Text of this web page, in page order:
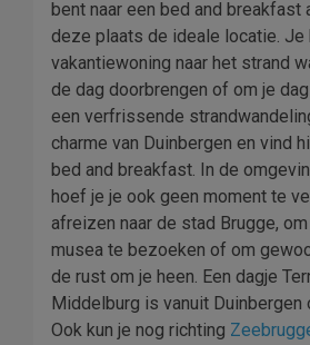
bent naar een bed and breakfast
deze plaats de ideale locatie. Je
vakantiewoning naar het strand
de dag doorbrengen of om je
een verfrissende
charme van Duinbergen en vind
bed and breakfast. In de
hoef je je ook geen moment te
afreizen naar de stad Brugge,
musea te bezoeken of om
de rust om je heen. Een dagje
Middelburg is vanuit Duinbergen
Ook kun je nog richting